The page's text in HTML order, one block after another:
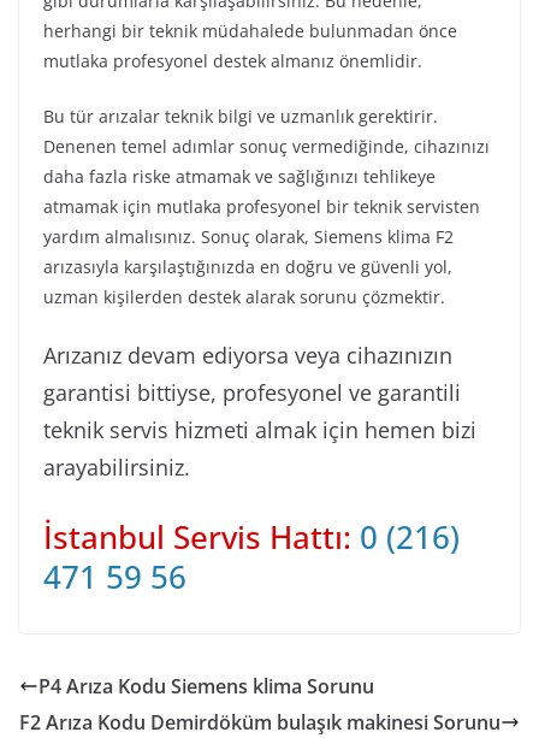
herhangi bir teknik müdahalede bulunmadan önce
mutlaka profesyonel destek almanız önemlidir.
Bu tür arızalar teknik bilgi ve uzmanlık gerektirir.
Denenen temel adımlar sonuç vermediğinde, cihazınızı
daha fazla riske atmamak ve sağlığınızı tehlikeye
atmamak için mutlaka profesyonel bir teknik servisten
yardım almalısınız. Sonuç olarak, Siemens klima F2
arızasıyla karşılaştığınızda en doğru ve güvenli yol,
uzman kişilerden destek alarak sorunu çözmektir.
Arızanız devam ediyorsa veya cihazınızın
garantisi bittiyse, profesyonel ve garantili
teknik servis hizmeti almak için hemen bizi
arayabilirsiniz.
İstanbul Servis Hattı: 0 (216)
471 59 56
P4 Arıza Kodu Siemens klima Sorunu
F2 Arıza Kodu Demirdöküm bulaşık makinesi Sorunu